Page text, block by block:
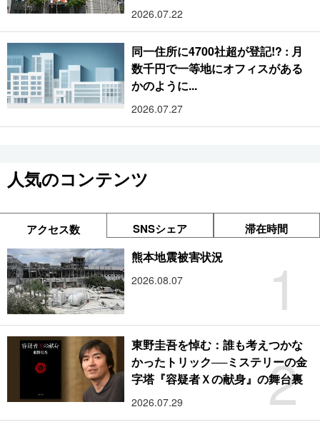
2026.07.22
同一住所に4700社超が登記!? : 月
数千円で一等地にオフィスがある
かのように...
2026.07.27
人気のコンテンツ
アクセス数 SNSシェア 滞在時間
1
熊本地震被害状況
2026.08.07
2
東野圭吾を悼む：誰も考えつかな
かったトリック──ミステリーの金
字塔『容疑者Ｘの献身』の舞台裏
2026.07.29